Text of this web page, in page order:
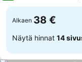
Alkaen 38 €
Näytä hinnat 14